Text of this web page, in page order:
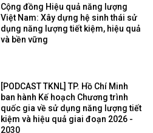
Cộng đồng Hiệu quả năng lượng
Việt Nam: Xây dựng hệ sinh thái sử
dụng năng lượng tiết kiệm, hiệu quả
và bền vững
[PODCAST TKNL] TP. Hồ Chí Minh
ban hành Kế hoạch Chương trình
quốc gia về sử dụng năng lượng tiết
kiệm và hiệu quả giai đoạn 2026 -
2030